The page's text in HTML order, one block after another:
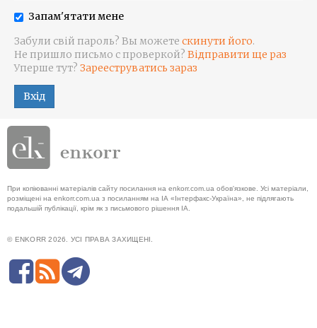
Запам'ятати мене
Забули свій пароль? Вы можете скинути його.
Не пришло письмо с проверкой? Відправити ще раз
Уперше тут? Зарееструватись зараз
Вхід
При копіюванні матеріалів сайту посилання на enkorr.com.ua обов'язкове. Усі матеріали,
розміщені на enkorr.com.ua з посиланням на ІА «Інтерфакс-Україна», не підлягають
подальшій публікації, крім як з письмового рішення ІА.
© ENKORR 2026. УСІ ПРАВА ЗАХИЩЕНІ.